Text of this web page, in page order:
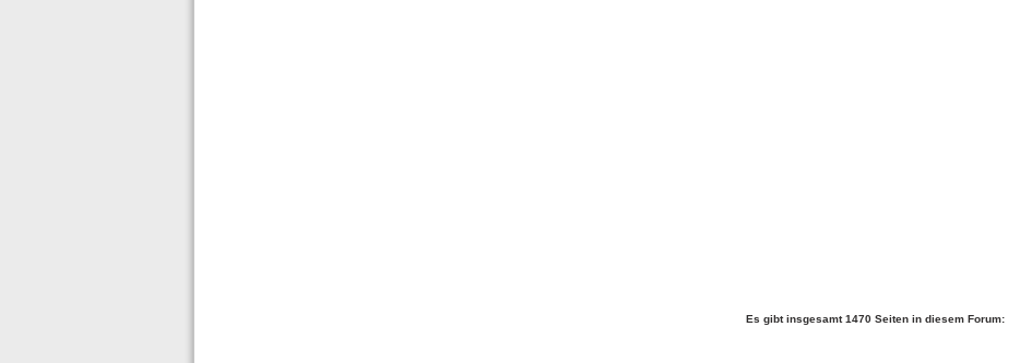
Es gibt insgesamt 1470 Seiten in diesem Forum: